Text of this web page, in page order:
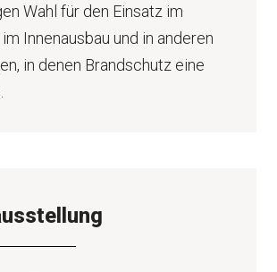
Wahl für den Einsatz im
Innenausbau und in anderen
in denen Brandschutz eine